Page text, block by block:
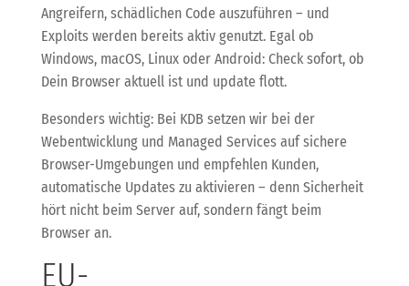
Angreifern, schädlichen Code auszuführen – und
Exploits werden bereits aktiv genutzt. Egal ob
Windows, macOS, Linux oder Android: Check sofort, ob
Dein Browser aktuell ist und update flott.
Besonders wichtig: Bei KDB setzen wir bei der
Webentwicklung und Managed Services auf sichere
Browser-Umgebungen und empfehlen Kunden,
automatische Updates zu aktivieren – denn Sicherheit
hört nicht beim Server auf, sondern fängt beim
Browser an.
EU-